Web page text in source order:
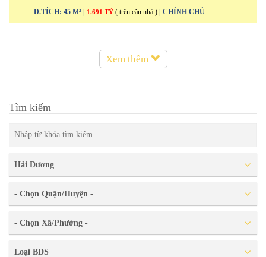
D.TÍCH: 45 M² | 1.691 TỶ ( trên căn nhà ) | CHÍNH CHỦ
Xem thêm
Tìm kiếm
Hải Dương
- Chọn Quận/Huyện -
- Chọn Xã/Phường -
Loại BDS